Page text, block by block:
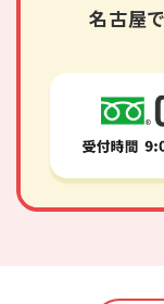
名古屋